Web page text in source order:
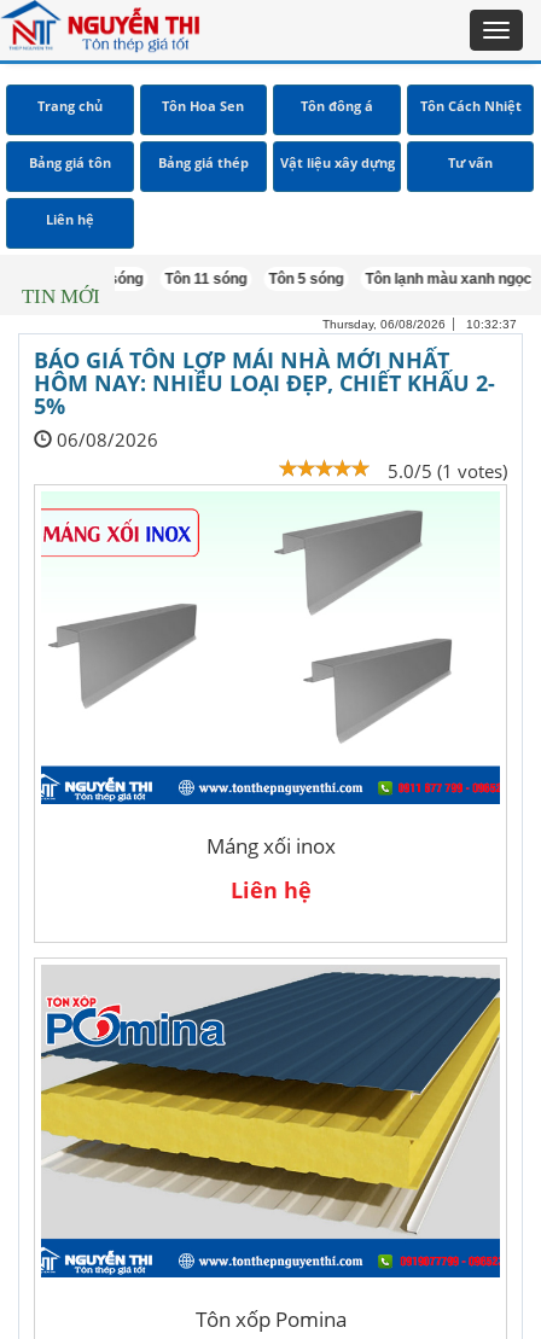
Trang chủ Tôn Hoa Sen Tôn đông á Tôn Cách Nhiệt
Bảng giá tôn Bảng giá thép Vật liệu xây dựng Tư vấn
Liên hệ
TIN MỚI
Tôn 11 sóng Tôn 5 sóng Tôn lạnh màu xanh ngọc Tôn
Thursday, 06/08/2026 10:32:38
BÁO GIÁ TÔN LỢP MÁI NHÀ MỚI NHẤT
HÔM NAY: NHIỀU LOẠI ĐẸP, CHIẾT KHẤU 2-
5%
06/08/2026
5.0/5 (1 votes)
Máng xối inox
Liên hệ
Tôn xốp Pomina